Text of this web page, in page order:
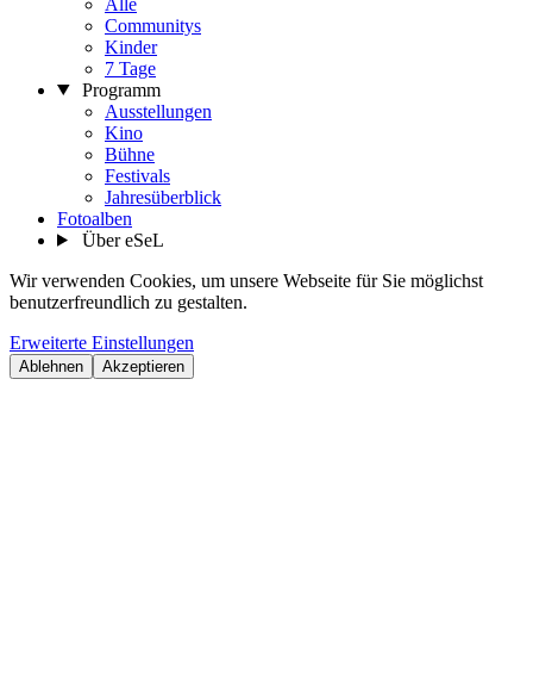
Communitys
Kinder
7 Tage
Programm
Ausstellungen
Kino
Bühne
Festivals
Jahresüberblick
Fotoalben
Über eSeL
Wir verwenden Cookies, um unsere Webseite für Sie möglichst
benutzerfreundlich zu gestalten.
Erweiterte Einstellungen
Ablehnen Akzeptieren